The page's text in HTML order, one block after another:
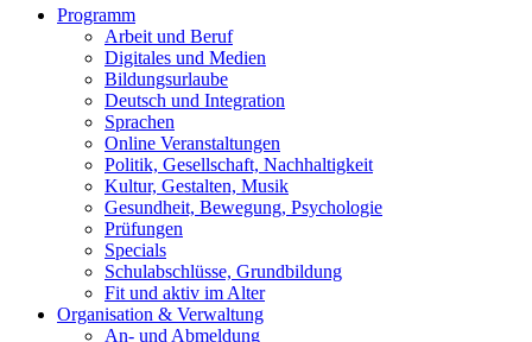
Programm
Arbeit und Beruf
Digitales und Medien
Bildungsurlaube
Deutsch und Integration
Sprachen
Online Veranstaltungen
Politik, Gesellschaft, Nachhaltigkeit
Kultur, Gestalten, Musik
Gesundheit, Bewegung, Psychologie
Prüfungen
Specials
Schulabschlüsse, Grundbildung
Fit und aktiv im Alter
Organisation & Verwaltung
An- und Abmeldung